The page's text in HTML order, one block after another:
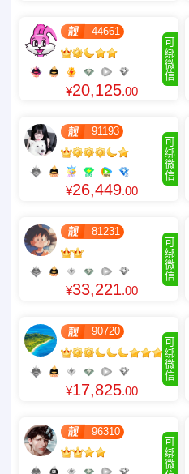
可
绑
微
信
44661
¥20,125.00
可
绑
微
信
91193
¥26,449.00
可
绑
微
信
81231
¥33,221.00
可
绑
微
信
90720
¥17,825.00
可
绑
微
96310